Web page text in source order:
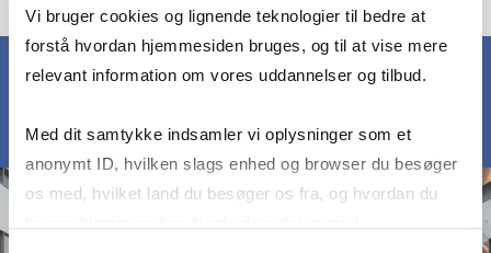
Vi bruger cookies og lignende teknologier til bedre at
forstå hvordan hjemmesiden bruges, og til at vise mere
relevant information om vores uddannelser og tilbud.
Med dit samtykke indsamler vi oplysninger som et
anonymt ID, hvilken slags enhed og browser du besøger
os med, hvilket land du besøger os fra, og hvordan du